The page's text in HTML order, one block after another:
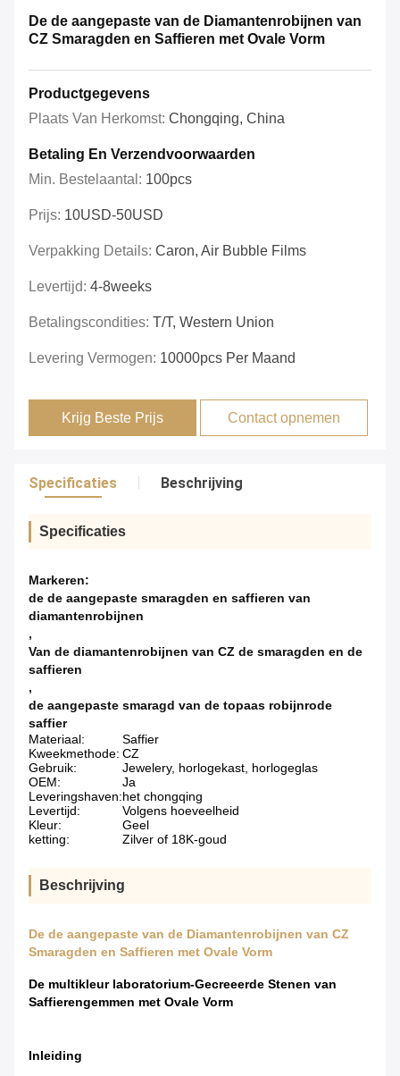
De de aangepaste van de Diamantenrobijnen van
CZ Smaragden en Saffieren met Ovale Vorm
Productgegevens
Plaats Van Herkomst: Chongqing, China
Betaling En Verzendvoorwaarden
Min. Bestelaantal: 100pcs
Prijs: 10USD-50USD
Verpakking Details: Caron, Air Bubble Films
Levertijd: 4-8weeks
Betalingscondities: T/T, Western Union
Levering Vermogen: 10000pcs Per Maand
Krijg Beste Prijs Contact opnemen
Specificaties Beschrijving
Specificaties
Markeren:
de de aangepaste smaragden en saffieren van
diamantenrobijnen
,
Van de diamantenrobijnen van CZ de smaragden en de
saffieren
,
de aangepaste smaragd van de topaas robijnrode
saffier
Materiaal:
Saffier
Kweekmethode: CZ
Gebruik:
Jewelery, horlogekast, horlogeglas
OEM:
Ja
Leveringshaven:het chongqing
Levertijd:
Volgens hoeveelheid
Kleur:
Geel
ketting:
Zilver of 18K-goud
Beschrijving
De de aangepaste van de Diamantenrobijnen van CZ
Smaragden en Saffieren met Ovale Vorm
De multikleur laboratorium-Gecreeerde Stenen van
Saffierengemmen met Ovale Vorm
Inleiding